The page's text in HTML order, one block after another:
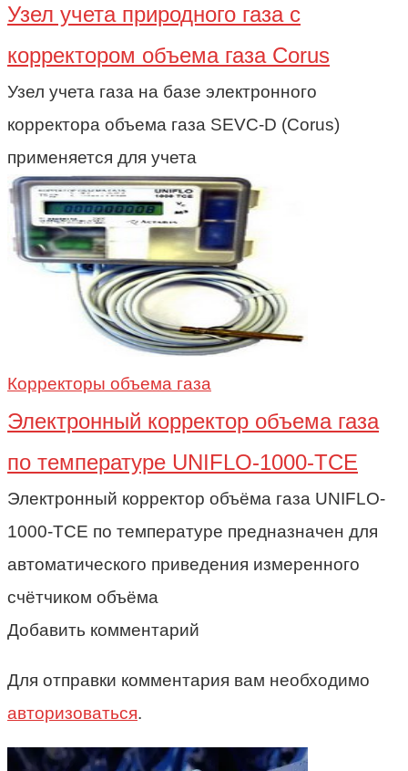
Узел учета природного газа c
корректором объема газа Corus
Узел учета газа на базе электронного
корректора объема газа SEVC-D (Corus)
применяется для учета
Корректоры объема газа
Электронный корректор объема газа
по температуре UNIFLO-1000-TCE
Электронный корректор объёма газа UNIFLO-
1000-TCE по температуре предназначен для
автоматического приведения измеренного
счётчиком объёма
Добавить комментарий
Для отправки комментария вам необходимо
авторизоваться.